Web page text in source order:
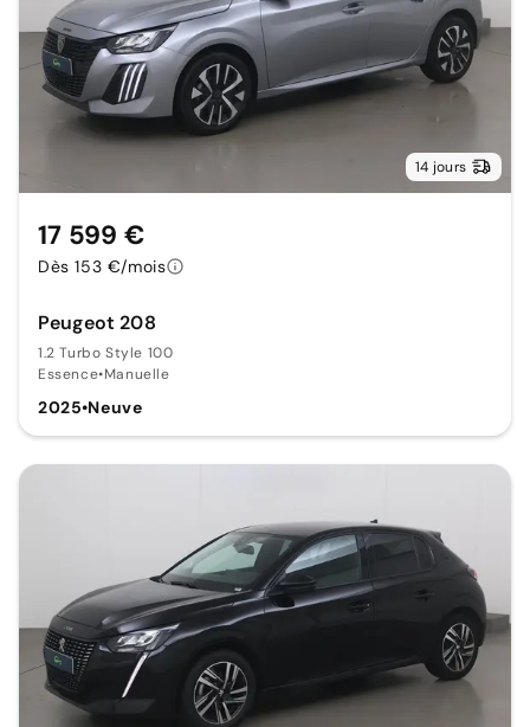
14 jours
Peugeot 208
1.2 Turbo Style 100
Essence•Manuelle
2025•Neuve
17 599 €
Dès 153 €/mois